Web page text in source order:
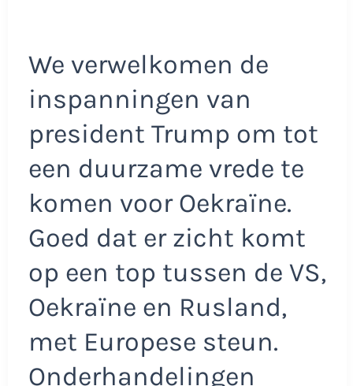
We verwelkomen de
inspanningen van
president Trump om tot
een duurzame vrede te
komen voor Oekraïne.
Goed dat er zicht komt
op een top tussen de VS,
Oekraïne en Rusland,
met Europese steun.
Onderhandelingen